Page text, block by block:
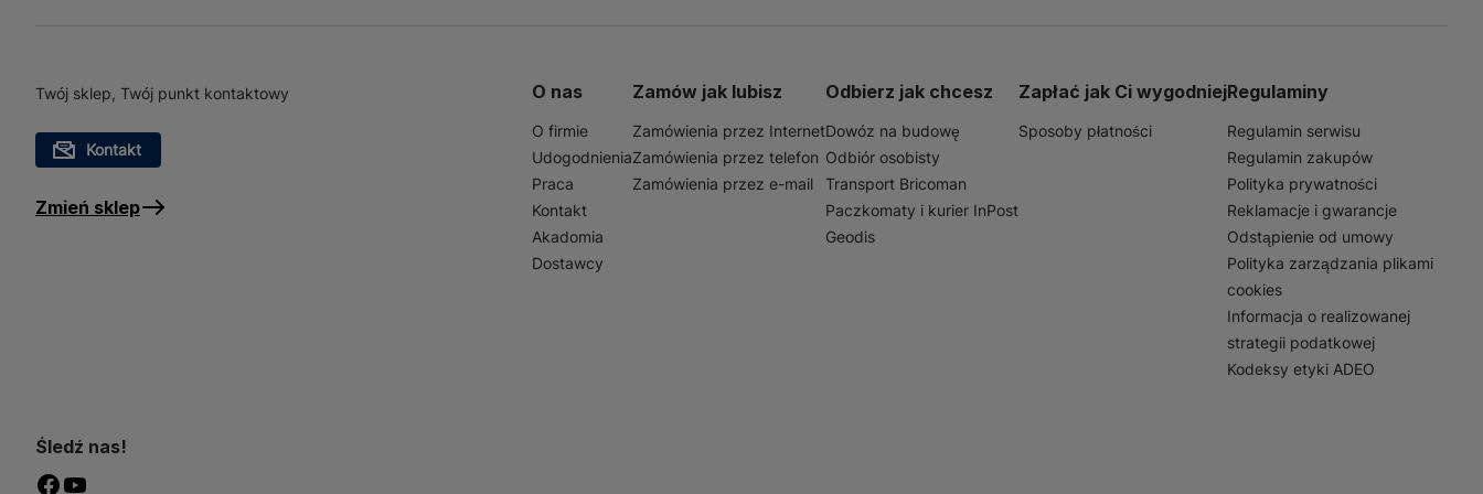
Twój sklep, Twój punkt kontaktowy
Kontakt
Zmień sklep
O nas
O firmie
Udogodnienia
Praca
Kontakt
Akadomia
Dostawcy
Zamów jak lubisz
Zamówienia przez Internet
Zamówienia przez telefon
Zamówienia przez e-mail
Odbierz jak chcesz
Dowóz na budowę
Odbiór osobisty
Transport Bricoman
Paczkomaty i kurier InPost
Geodis
Zapłać jak Ci wygodniej
Sposoby płatności
Regulaminy
Regulamin serwisu
Regulamin zakupów
Polityka prywatności
Reklamacje i gwarancje
Odstąpienie od umowy
Polityka zarządzania plikami
cookies
Informacja o realizowanej
strategii podatkowej
Kodeksy etyki ADEO
Śledź nas!